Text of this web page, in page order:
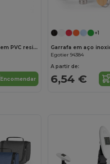
Bolsa para telemóvel em PVC resistente à água
Encomendar
+1
Egotier 94384
A partir de:
6,54 €